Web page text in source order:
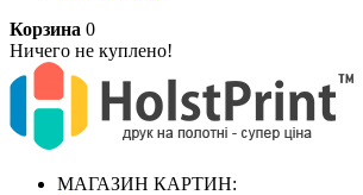
Корзина 0
Ничего не куплено!
МАГАЗИН КАРТИН: